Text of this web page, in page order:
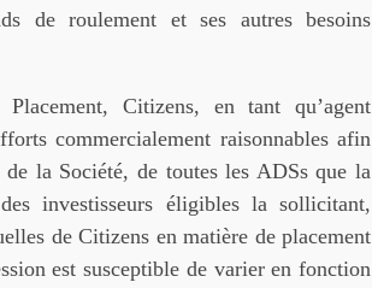
de roulement et ses autres besoins
Citizens, en tant qu’agent
commercialement raisonnables afin
de la Société, de toutes les ADSs que la
investisseurs éligibles la sollicitant,
de Citizens en matière de placement
est susceptible de varier en fonction